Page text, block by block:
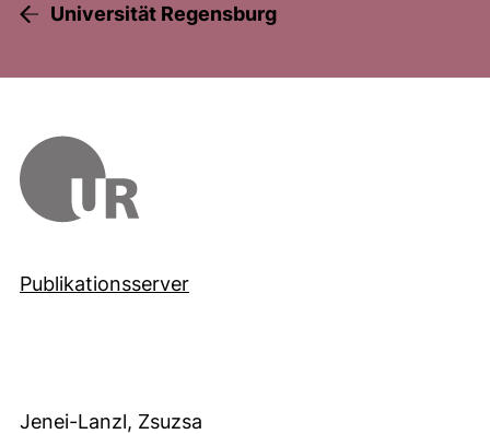
Universität Regensburg
Publikationsserver
Jenei-Lanzl, Zsuzsa